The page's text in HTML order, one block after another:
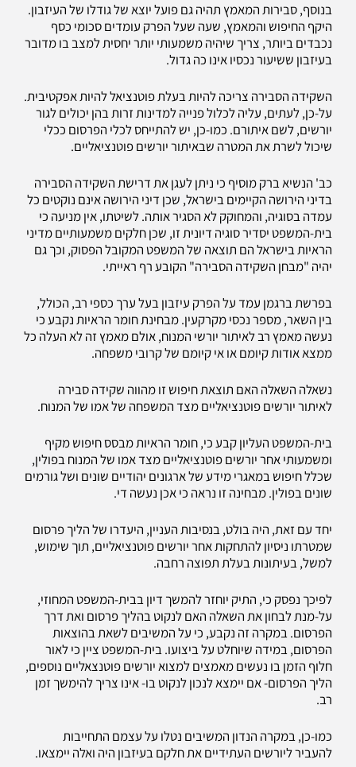
בנוסף, סבירות המאמץ תהיה גם פועל יוצא של גודלו של העיזבון.
היקף החיפוש והמאמץ, שעה שעל הפרק עומדים סכומי כסף
נכבדים ביותר, צריך שיהיה משמעותי יותר יחסית למצב בו מדובר
בעיזבון ששיעור נכסיו אינו כה גדול.
השקידה הסבירה צריכה להיות בעלת פוטנציאל להיות אפקטיבית.
על-כן, לעתים, עליה לכלול פנייה למדינות זרות בהן יכולים לגור
יורשים, לשם איתורם. כמו-כן, יש להתייחס לכלי הפרסום ככלי
שיכול לשרת את המטרה שבאיתור יורשים פוטנציאליים.
כב' הנשיא ברק מוסיף כי ניתן לעגן את דרישת השקידה הסבירה
בדיני הירושה הקיימים בישראל, שכן דיני הירושה אינם נוקטים כל
עמדה בסוגיה, והמחוקק לא הסגיר אותה. לשיטתו, אין מניעה כי
בית-המשפט יסדיר סוגיה דיונית זו, שכן חלקים משמעותיים מדיני
הראיות בישראל הם תוצאה של המשפט המקובל הפסוק, וכך גם
יהיה "מבחן השקידה הסבירה" הקובע רף ראייתי.
בפרשת ברגמן עמד על הפרק עיזבון בעל ערך כספי רב, הכולל,
בין השאר, מספר נכסי מקרקעין. מבחינת חומר הראיות נקבע כי
נעשה מאמץ רב לאיתור יורשי המנוח, אולם מאמץ זה לא העלה כל
ממצא אודות קיומם או אי קיומם של קרובי משפחה.
נשאלה השאלה האם תוצאת חיפוש זו מהווה שקידה סבירה
לאיתור יורשים פוטנציאליים מצד המשפחה של אמו של המנוח.
בית-המשפט העליון קבע כי, חומר הראיות מבסס חיפוש מקיף
ומשמעותי אחר יורשים פוטנציאליים מצד אמו של המנוח בפולין,
שכלל חיפוש במאגרי מידע של ארגונים יהודיים שונים ושל גורמים
שונים בפולין. מבחינה זו נראה כי אכן נעשה די.
יחד עם זאת, היה בולט, בנסיבות העניין, היעדרו של הליך פרסום
שמטרתו ניסיון להתחקות אחר יורשים פוטנציאליים, תוך שימוש,
למשל, בעיתונות בעלת תפוצה רחבה.
לפיכך נפסק כי, התיק יוחזר להמשך דיון בבית-המשפט המחוזי,
על-מנת לבחון את השאלה האם לנקוט בהליך פרסום ואת דרך
הפרסום. במקרה זה נקבע, כי על המשיבים לשאת בהוצאות
הפרסום, במידה שיוחלט על ביצועו. בית-המשפט ציין כי לאור
חלוף הזמן בו נעשים מאמצים למצוא יורשים פוטנצאליים נוספים,
הליך הפרסום- אם יימצא לנכון לנקוט בו- אינו צריך להימשך זמן
רב.
כמו-כן, במקרה הנדון המשיבים נטלו על עצמם התחייבות
להעביר ליורשים העתידיים את חלקם בעיזבון היה ואלה יימצאו.